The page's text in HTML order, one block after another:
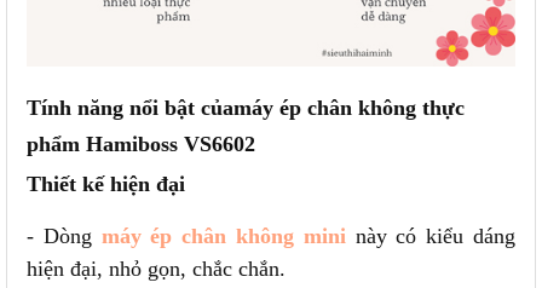
Tính năng nổi bật củamáy ép chân không thực
phẩm Hamiboss VS6602
Thiết kế hiện đại
- Dòng máy ép chân không mininày có kiểu dáng
hiện đại, nhỏ gọn, chắc chắn.